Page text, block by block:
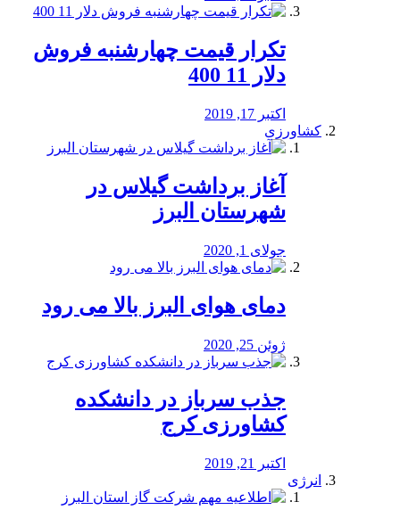
تکرار قیمت چهارشنبه فروش
دلار 11 400
اکتبر 17, 2019
کشاورزی
آغاز برداشت گیلاس در
شهرستان البرز
جولای 1, 2020
دمای هوای البرز بالا می رود
ژوئن 25, 2020
جذب سرباز در دانشکده
کشاورزی کرج
اکتبر 21, 2019
انرژی